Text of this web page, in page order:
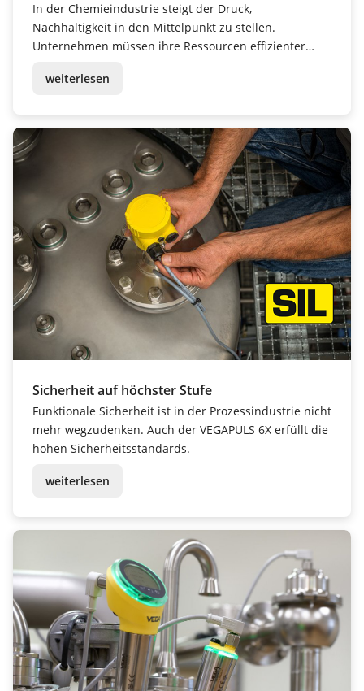
In der Chemieindustrie steigt der Druck,
Nachhaltigkeit in den Mittelpunkt zu stellen.
Unternehmen müssen ihre Ressourcen effizienter
wettbewerbsfähig bleiben.
weiterlesen
Sicherheit auf höchster Stufe
Funktionale Sicherheit ist in der Prozessindustrie nicht
mehr wegzudenken. Auch der VEGAPULS 6X erfüllt die
hohen Sicherheitsstandards.
weiterlesen